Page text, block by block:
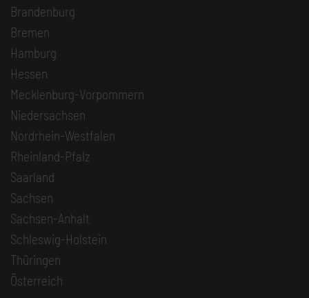
Brandenburg
Bremen
Hamburg
Hessen
Mecklenburg-Vorpommern
Niedersachsen
Nordrhein-Westfalen
Rheinland-Pfalz
Saarland
Sachsen
Sachsen-Anhalt
Schleswig-Holstein
Thüringen
Österreich